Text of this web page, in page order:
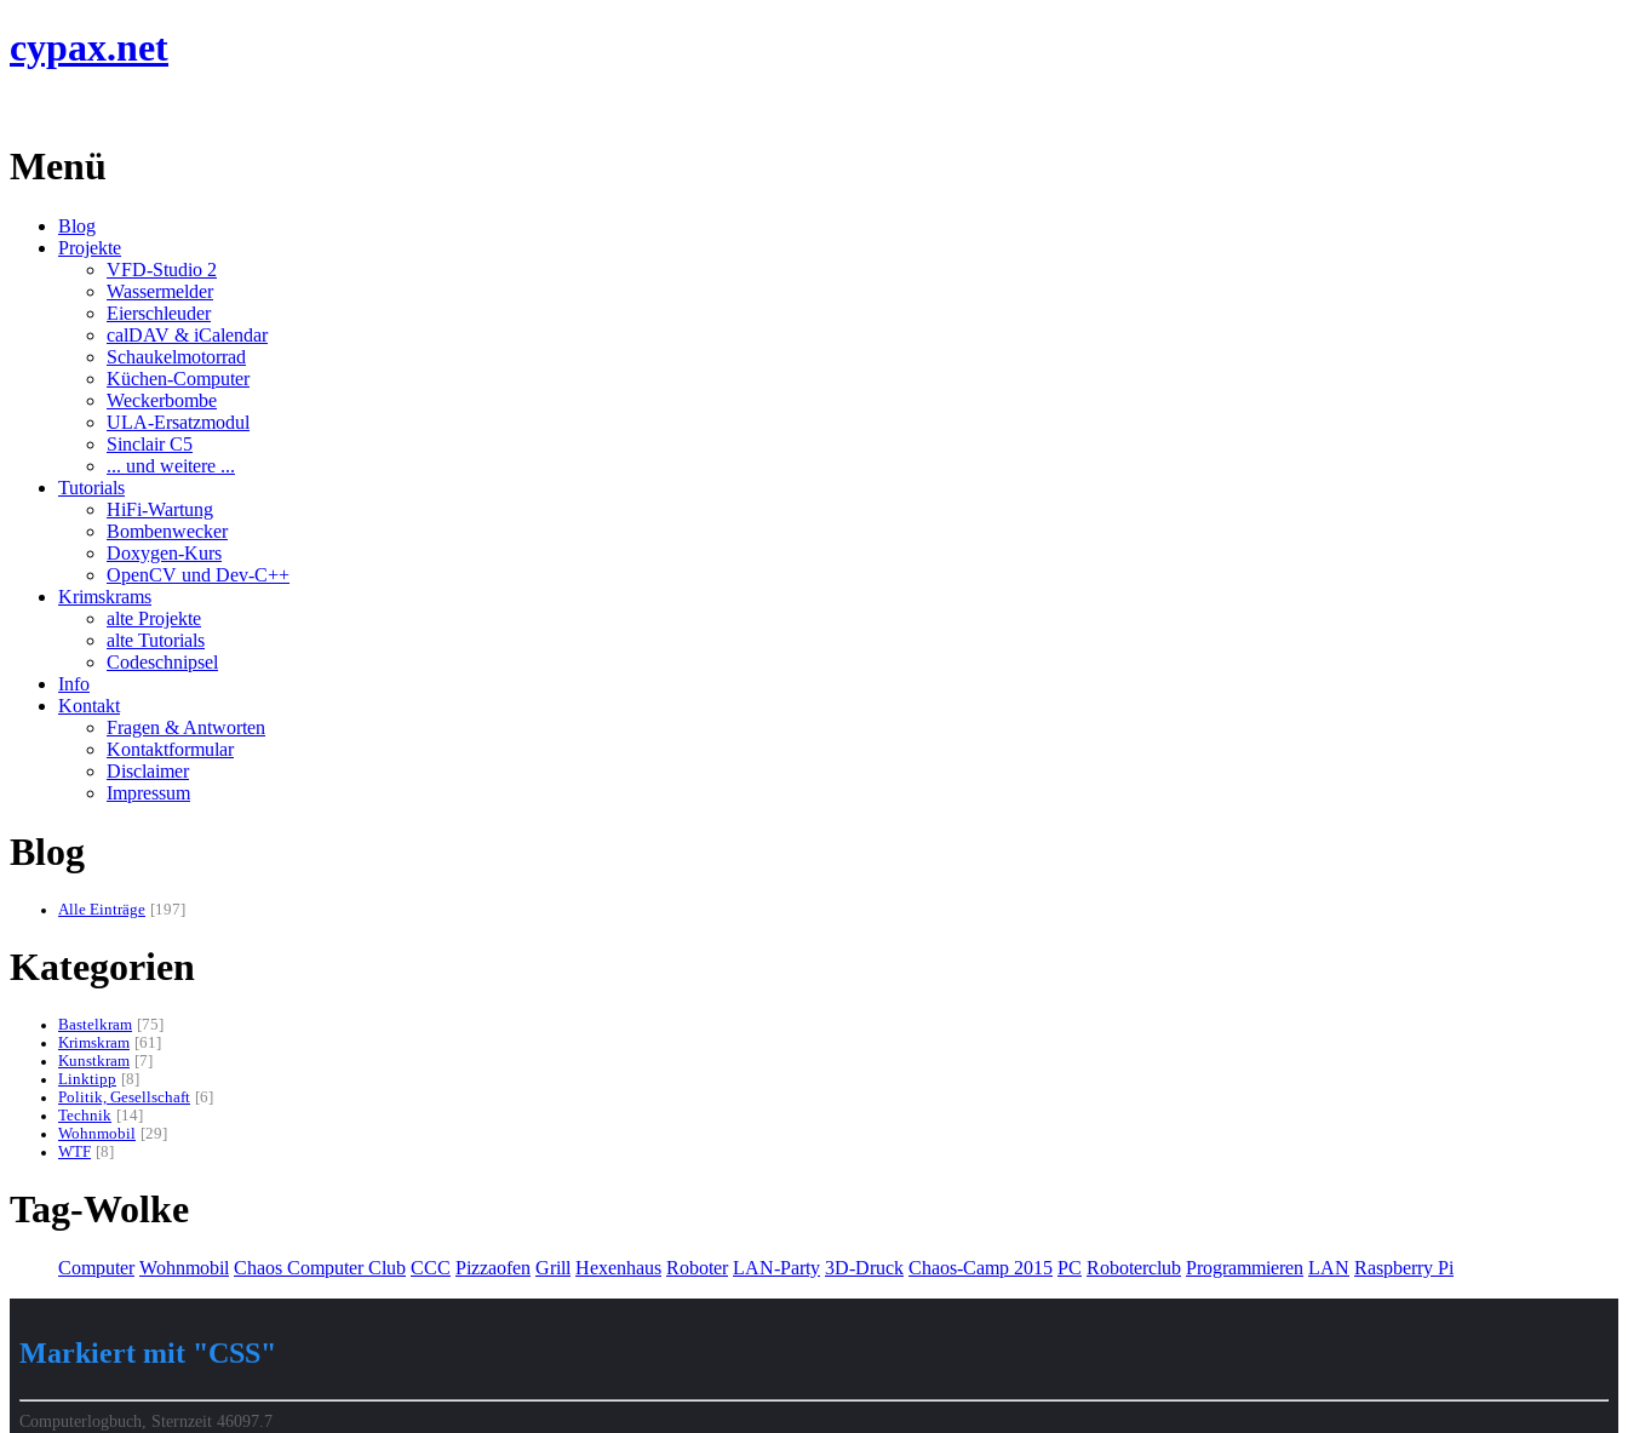
cypax.net
Menü
Blog
Projekte
VFD-Studio 2
Wassermelder
Eierschleuder
calDAV & iCalendar
Schaukelmotorrad
Küchen-Computer
Weckerbombe
ULA-Ersatzmodul
Sinclair C5
... und weitere ...
Tutorials
HiFi-Wartung
Bombenwecker
Doxygen-Kurs
OpenCV und Dev-C++
Krimskrams
alte Projekte
alte Tutorials
Codeschnipsel
Info
Kontakt
Fragen & Antworten
Kontaktformular
Disclaimer
Impressum
Blog
Alle Einträge 197
Kategorien
Bastelkram
75
Krimskram 61
Kunstkram
7
Linktipp
8
Politik, Gesellschaft 6
Technik
14
Wohnmobil
29
WTF 8
Tag-Wolke
Computer Wohnmobil Chaos Computer Club CCC Pizzaofen Grill Hexenhaus Roboter LAN-Party 3D-Druck Chaos-Camp 2015 PC Roboterclub Programmieren LAN Raspberry Pi
Markiert mit "CSS"
Computerlogbuch, Sternzeit 46097.7